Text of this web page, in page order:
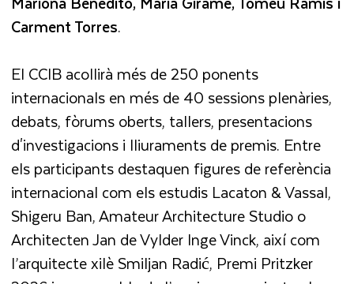
Carment Torres.
El CCIB acollirà més de 250 ponents
internacionals en més de 40 sessions plenàries,
debats, fòrums oberts, tallers, presentacions
d'investigacions i lliuraments de premis. Entre
els participants destaquen figures de referència
internacional com els estudis Lacaton & Vassal,
Shigeru Ban, Amateur Architecture Studio o
Architecten Jan de Vylder Inge Vinck, així com
l’arquitecte xilè Smiljan Radić, Premi Pritzker